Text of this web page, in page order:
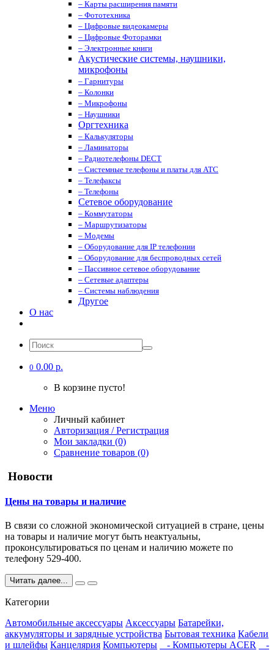
– Карты расширения памяти
– Фототехника
– Цифровые видеокамеры
– Цифровые Фоторамки
– Электронные книги
Акустические системы, наушники,
микрофоны
– Гарнитуры
– Колонки
– Микрофоны
– Наушники
Оргтехника
– Калькуляторы
– Ламинаторы
– Радиотелефоны DECT
– Системные телефоны и платы для АТС
– Телефаксы
– Телефоны
Сетевое оборудование
– Коммутаторы
– Маршрутизаторы
– Модемы
– Оборудование для IP телефонии
– Оборудование для беспроводных сетей
– Пассивное сетевое оборудование
– Сетевые адаптеры
– Системы наблюдения
Другое
О нас
0 0.00 р.
В корзине пусто!
Меню
Личный кабинет
Авторизация / Регистрация
Мои закладки (0)
Сравнение товаров (0)
Новости
Цены на товары и наличие
В связи со сложной экономической ситуацией в стране, цены
на товары и наличие могут быть неактуальны,
проконсультироваться по ценам и наличию можете по
телефону 529-400.
Читать далее...
Категории
Автомобильные аксессуары Аксессуары Батарейки,
аккумуляторы и зарядные устройства Бытовая техника Кабели
и шлейфы Канцелярия Компьютеры - Компьютеры ACER -